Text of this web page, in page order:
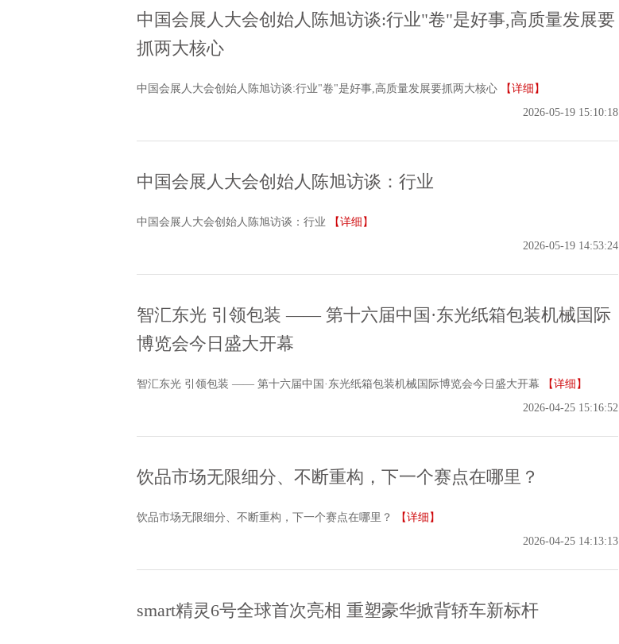
中国会展人大会创始人陈旭访谈:行业"卷"是好事,高质量发展要
抓两大核心
中国会展人大会创始人陈旭访谈:行业"卷"是好事,高质量发展要抓两大核心
【详细】
2026-05-19 15:10:18
中国会展人大会创始人陈旭访谈：行业
中国会展人大会创始人陈旭访谈：行业
【详细】
2026-05-19 14:53:24
智汇东光 引领包装 —— 第十六届中国·东光纸箱包装机械国际
博览会今日盛大开幕
智汇东光 引领包装 —— 第十六届中国·东光纸箱包装机械国际博览会今日盛大开幕
【详细】
2026-04-25 15:16:52
饮品市场无限细分、不断重构，下一个赛点在哪里？
饮品市场无限细分、不断重构，下一个赛点在哪里？
【详细】
2026-04-25 14:13:13
smart精灵6号全球首次亮相 重塑豪华掀背轿车新标杆